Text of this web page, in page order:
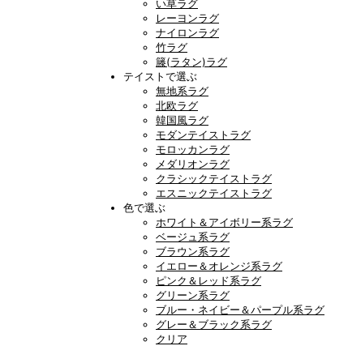
い草ラグ
レーヨンラグ
ナイロンラグ
竹ラグ
籐(ラタン)ラグ
テイストで選ぶ
無地系ラグ
北欧ラグ
韓国風ラグ
モダンテイストラグ
モロッカンラグ
メダリオンラグ
クラシックテイストラグ
エスニックテイストラグ
色で選ぶ
ホワイト＆アイボリー系ラグ
ベージュ系ラグ
ブラウン系ラグ
イエロー＆オレンジ系ラグ
ピンク＆レッド系ラグ
グリーン系ラグ
ブルー・ネイビー＆パープル系ラグ
グレー＆ブラック系ラグ
クリア